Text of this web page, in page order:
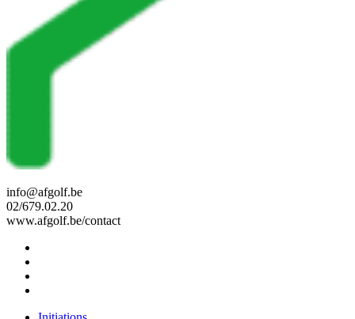
info@afgolf.be
02/679.02.20
www.afgolf.be/contact